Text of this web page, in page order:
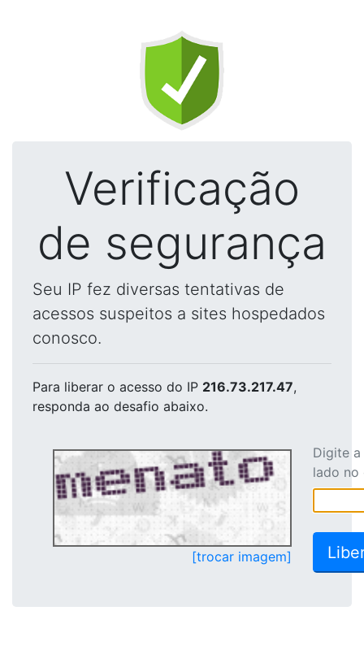
Verificação
de segurança
Seu IP fez diversas tentativas de
acessos suspeitos a sites hospedados
conosco.
Para liberar o acesso do IP 216.73.217.47,
responda ao desafio abaixo.
[trocar imagem]
Digite
lado no